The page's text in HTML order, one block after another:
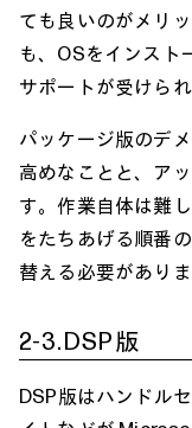
ても良いのがメリ
も、OSをインス
サポートが受けられ
パッケージ版のデ
高めなことと、ア
す。作業自体は難
をたちあげる順番
替える必要がありま
2-3.DSP版
DSP版はハンドル